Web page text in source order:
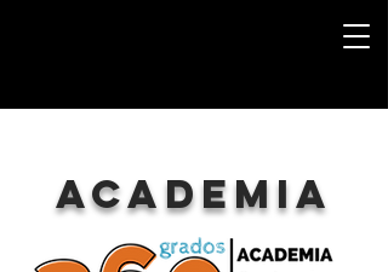
ACADEMIA